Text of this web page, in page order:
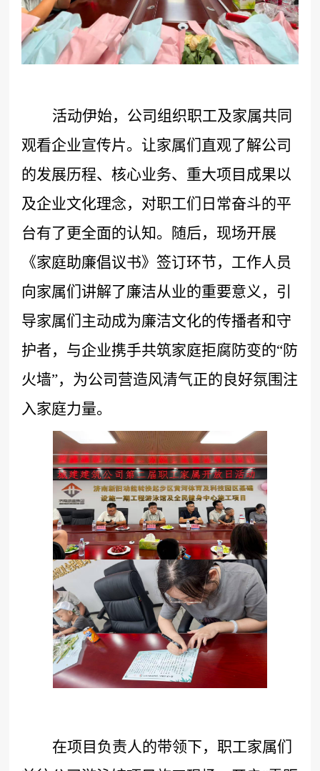
活动伊始，公司组织职工及家属共同
观看企业宣传片。 让家属们直观了解公司
的发展历程、核心业务、重大项目成果以
及企业文化理念，对职工们日常奋斗的平
台有了更全面的认知。随后，现场开展
《家庭助廉倡议书》签订环节，工作人员
向家属们讲解了廉洁从业的重要意义，引
导家属们主动成为廉洁文化的传播者和守
护者，与企业携手共筑家庭拒腐防变的“防
火墙”，为公司营造风清气正的良好氛围注
入家庭力量。
在项目负责人的带领下，职工家属们